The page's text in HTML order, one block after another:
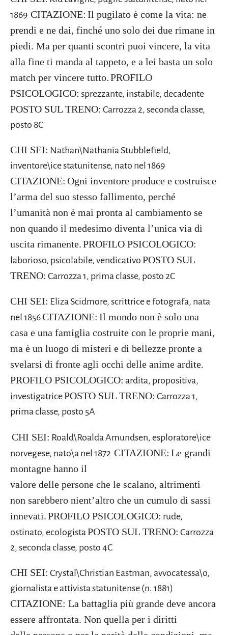
1869 CITAZIONE: Il pugilato è come la vita: ne
prendi e ne dai, finché uno solo dei due rimane in
piedi. Ma per quanti scontri puoi vincere, la vita
alla fine ti manda al tappeto, e a lei basta un solo
match per vincere tutto.PROFILO
PSICOLOGICO: sprezzante, instabile, decadente
POSTO SUL TRENO: Carrozza 2, seconda classe,
posto 8C
CHI SEI: Nathan\Nathania Stubblefield,
inventore\ice statunitense, nato nel 1869
CITAZIONE: Ogni inventore produce e costruisce
l’arma del suo stesso fallimento, perché
l’umanità non è mai pronta al cambiamento se
non quando il medesimo diventa l’unica via di
uscita rimanente.PROFILO PSICOLOGICO:
laborioso, psicolabile, vendicativo POSTO SUL
TRENO: Carrozza 1, prima classe, posto 2C
CHI SEI: Eliza Scidmore, scrittrice e fotografa, nata
nel 1856CITAZIONE: Il mondo non è solo una
casa e una famiglia costruite con le proprie mani,
ma è un luogo di misteri e di bellezze pronte a
svelarsi di fronte agli occhi delle anime ardite.
PROFILO PSICOLOGICO: ardita, propositiva,
investigatricePOSTO SUL TRENO: Carrozza 1,
prima classe, posto 5A
CHI SEI: Roald\Roalda Amundsen, esploratore\ice
norvegese, nato\a nel 1872 CITAZIONE: Le grandi
montagne hanno il
valore delle persone che le scalano, altrimenti
non sarebbero nient’altro che un cumulo di sassi
innevati.PROFILO PSICOLOGICO: rude,
ostinato, ecologista POSTO SUL TRENO: Carrozza
2, seconda classe, posto 4C
CHI SEI: Crystal\Christian Eastman, avvocatessa\o,
giornalista e attivista statunitense (n. 1881)
CITAZIONE: La battaglia più grande deve ancora
essere affrontata. Non quella per i diritti